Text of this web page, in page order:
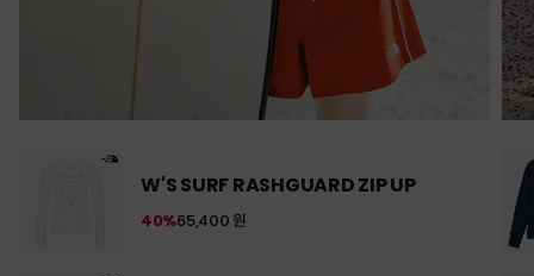
W'S SURF RASHGUARD ZIP UP
65,400 원
40%